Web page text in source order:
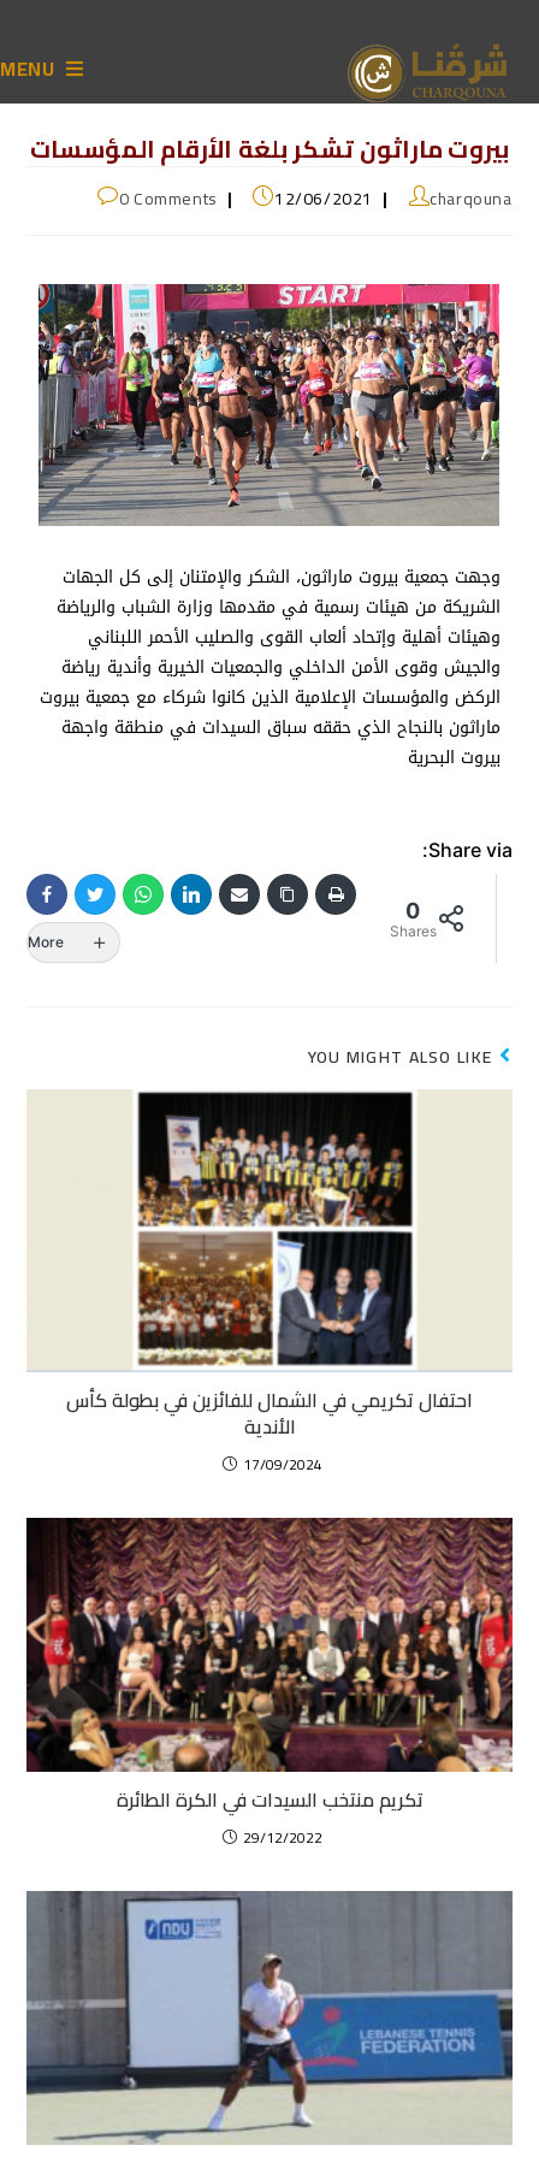
MENU
بيروت ماراثون تشكر بلغة الأرقام المؤسسات
charqouna
12/06/2021
0 Comments
وجهت جمعية بيروت ماراثون، الشكر والإمتنان إلى كل الجهات
الشريكة من هيئات رسمية في مقدمها وزارة الشباب والرياضة
وهيئات أهلية وإتحاد ألعاب القوى والصليب الأحمر اللبناني
والجيش وقوى الأمن الداخلي والجمعيات الخيرية وأندية رياضة
الركض والمؤسسات الإعلامية الذين كانوا شركاء مع جمعية بيروت
ماراثون بالنجاح الذي حققه سباق السيدات في منطقة واجهة
بيروت البحرية
Share via:
0
Shares
More
YOU MIGHT ALSO LIKE
احتفال تكريمي في الشمال للفائزين في بطولة كأس
الأندية
17/09/2024
تكريم منتخب السيدات في الكرة الطائرة
29/12/2022